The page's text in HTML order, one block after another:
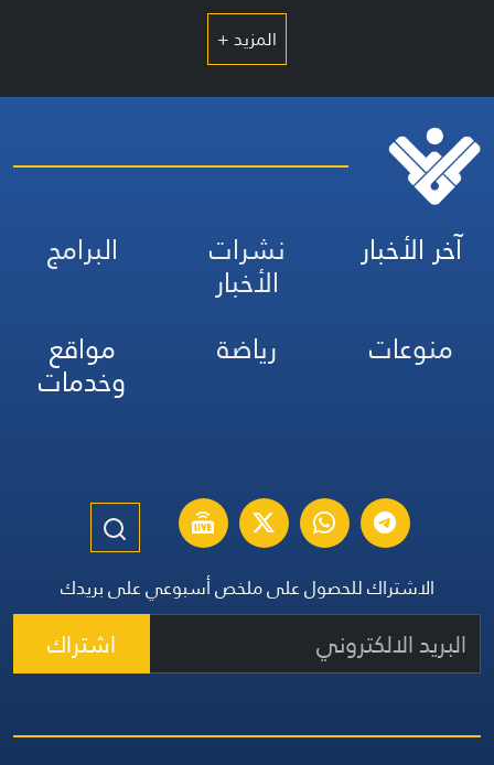
المزيد +
آخر الأخبار نشرات
الأخبار
البرامج
منوعات
رياضة مواقع
وخدمات
الاشتراك للحصول على ملخص أسبوعي على بريدك
اشتراك